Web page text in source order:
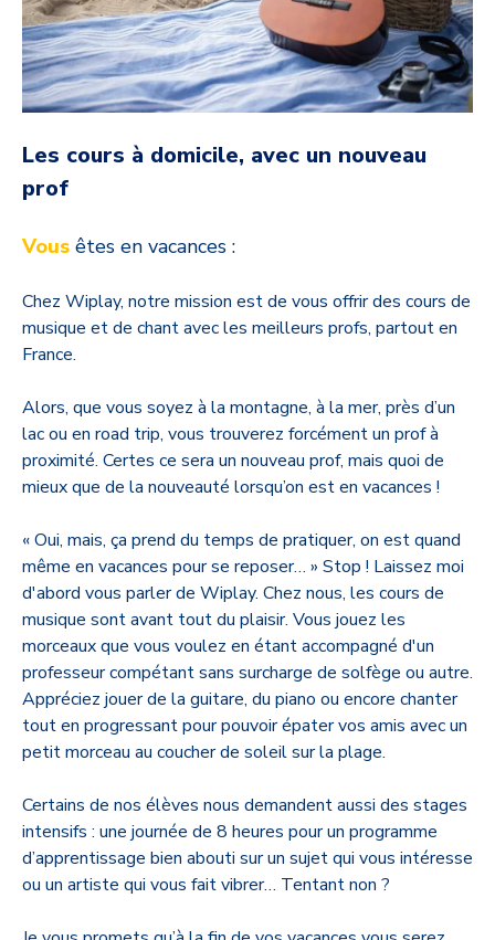
Les cours à domicile, avec un nouveau
prof
Vous êtes en vacances :
Chez Wiplay, notre mission est de vous offrir des cours de
musique et de chant avec les meilleurs profs, partout en
France.
Alors, que vous soyez à la montagne, à la mer, près d’un
lac ou en road trip, vous trouverez forcément un prof à
proximité. Certes ce sera un nouveau prof, mais quoi de
mieux que de la nouveauté lorsqu’on est en vacances !
« Oui, mais, ça prend du temps de pratiquer, on est quand
même en vacances pour se reposer… » Stop ! Laissez moi
d'abord vous parler de Wiplay. Chez nous, les cours de
musique sont avant tout du plaisir. Vous jouez les
morceaux que vous voulez en étant accompagné d'un
professeur compétant sans surcharge de solfège ou autre.
Appréciez jouer de la guitare, du piano ou encore chanter
tout en progressant pour pouvoir épater vos amis avec un
petit morceau au coucher de soleil sur la plage.
Certains de nos élèves nous demandent aussi des stages
intensifs : une journée de 8 heures pour un programme
d’apprentissage bien abouti sur un sujet qui vous intéresse
ou un artiste qui vous fait vibrer… Tentant non ?